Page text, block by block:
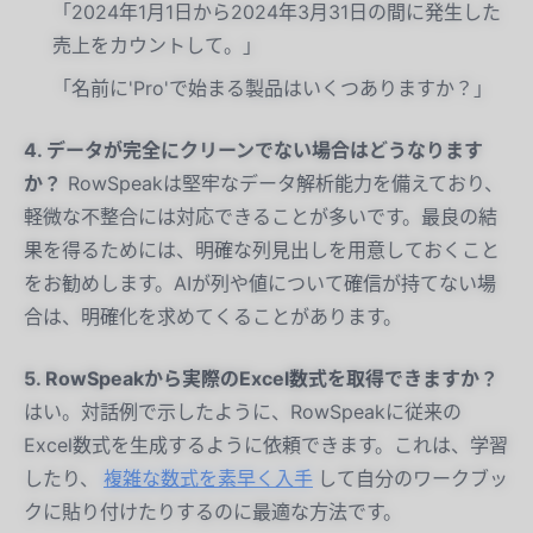
「2024年1月1日から2024年3月31日の間に発生した
売上をカウントして。」
「名前に'Pro'で始まる製品はいくつありますか？」
4. データが完全にクリーンでない場合はどうなります
か？ RowSpeakは堅牢なデータ解析能力を備えており、
軽微な不整合には対応できることが多いです。最良の結
果を得るためには、明確な列見出しを用意しておくこと
をお勧めします。AIが列や値について確信が持てない場
合は、明確化を求めてくることがあります。
5. RowSpeakから実際のExcel数式を取得できますか？
はい。対話例で示したように、RowSpeakに従来の
Excel数式を生成するように依頼できます。これは、学習
したり、
複雑な数式を素早く入手 して自分のワークブッ
クに貼り付けたりするのに最適な方法です。